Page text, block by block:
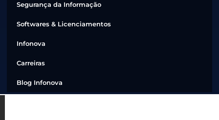
Segurança da Informação
Softwares & Licenciamentos
Infonova
Carreiras
Blog Infonova